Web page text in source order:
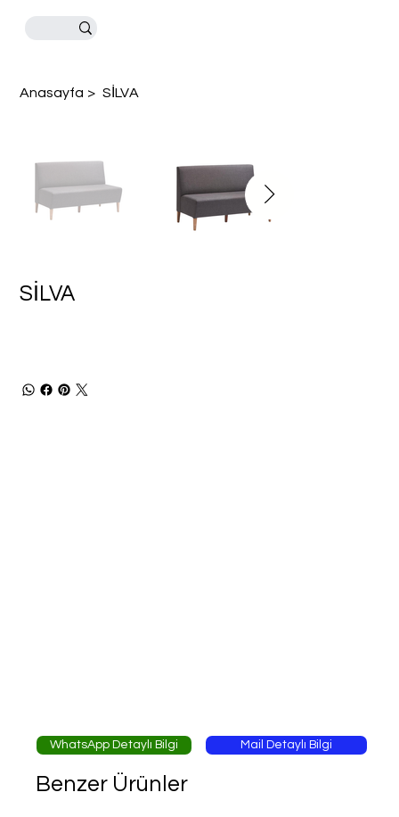
Anasayfa > SİLVA
SİLVA
WhatsApp Detaylı Bilgi Mail Detaylı Bilgi
Benzer Ürünler